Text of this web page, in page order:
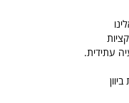
עתידית.